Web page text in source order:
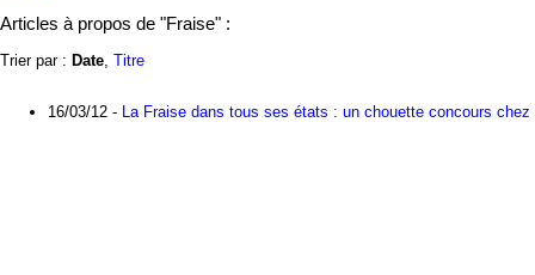
Articles à propos de "Fraise" :
Trier par : Date Titre
16/03/12 - La Fraise dans tous ses états : un chouette concours